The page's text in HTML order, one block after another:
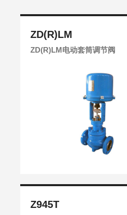
ZD(R)LM
ZD(R)LM电动套筒调节阀
Z945T